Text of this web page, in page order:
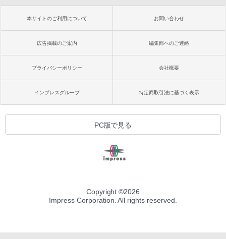
本サイトのご利用について お問い合わせ
広告掲載のご案内 編集部へのご連絡
プライバシーポリシー 会社概要
インプレスグループ 特定商取引法に基づく表示
PC版で見る
Copyright ©2026
Impress Corporation. All rights reserved.